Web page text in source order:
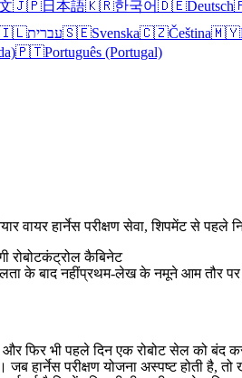
🇯🇵日本語🇰🇷한국어🇩🇪Deutsch
עברית🇸🇪Svenska🇨🇿Čeština🇲🇾
🇵🇹Português (Portugal)
वायर हार्नेस परीक्षण सेवा, शिपमेंट से
रोबोटकंट्रोल कैबिनेट
के बाद नहींप्रथम-लेख के नमूने आम तौर पर
और फिर भी पहले दिन एक रोबोट सेल को
परीक्षण योजना अस्पष्ट होती है, तो